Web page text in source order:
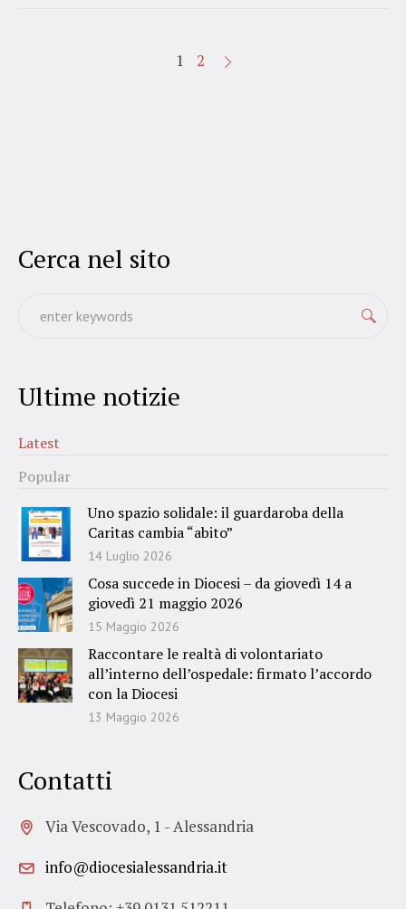
1 2
Cerca nel sito
Ultime notizie
Latest
Popular
Uno spazio solidale: il guardaroba della
Caritas cambia “abito”
14 Luglio 2026
Cosa succede in Diocesi – da giovedì 14 a
giovedì 21 maggio 2026
15 Maggio 2026
Raccontare le realtà di volontariato
all’interno dell’ospedale: firmato l’accordo
con la Diocesi
13 Maggio 2026
Contatti
Via Vescovado, 1 - Alessandria
info@diocesialessandria.it